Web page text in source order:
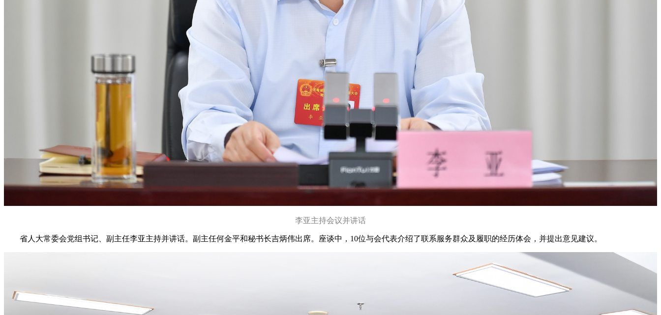
李亚主持会议并讲话
省人大常委会党组书记、副主任李亚主持并讲话。副主任何金平和秘书长吉炳伟出席。座谈中，10位与会代表介绍了联系服务群众及履职的经历体会，并提出意见建议。